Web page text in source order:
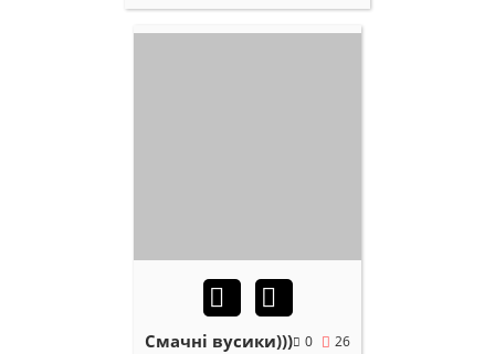
0 26
Смачні вусики)))